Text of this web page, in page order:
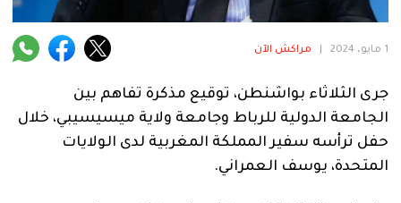
منوعة
1 مايو، 2024 مراكش الآن
جرى الثلاثاء بواشنطن، توقيع مذكرة تفاهم بين
الجامعة الدولية للرباط وجامعة ولاية ميسيسيبي، خلال
حفل ترأسه سفير المملكة المغربية لدى الولايات
المتحدة، يوسف العمراني.